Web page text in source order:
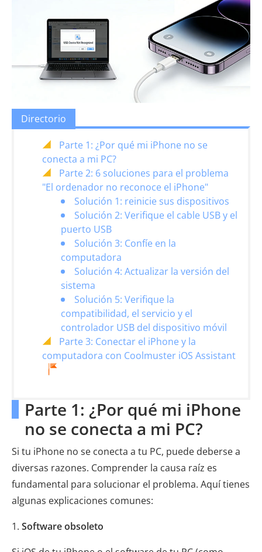
Directorio
Parte 1: ¿Por qué mi iPhone no se
conecta a mi PC?
Parte 2: 6 soluciones para el problema
"El ordenador no reconoce el iPhone"
Solución 1: reinicie sus dispositivos
Solución 2: Verifique el cable USB y el
puerto USB
Solución 3: Confíe en la
computadora
Solución 4: Actualizar la versión del
sistema
Solución 5: Verifique la
compatibilidad, el servicio y el
controlador USB del dispositivo móvil
Parte 3: Conectar el iPhone y la
computadora con Coolmuster iOS Assistant
Parte 1: ¿Por qué mi iPhone
no se conecta a mi PC?
Si tu iPhone no se conecta a tu PC, puede deberse a
diversas razones. Comprender la causa raíz es
fundamental para solucionar el problema. Aquí tienes
algunas explicaciones comunes:
1. Software obsoleto